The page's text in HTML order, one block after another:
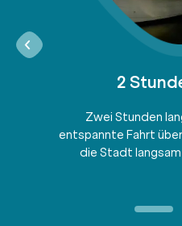
2
Zwei Stunden
entspannte Fahrt
die Stadt